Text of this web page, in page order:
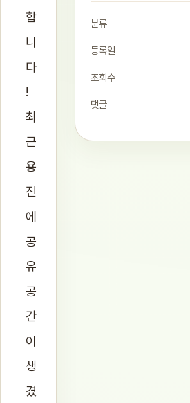
합
니
다
!
최
근
용
진
에
공
유
공
간
이
생
겼
분류
등록일
조회수
댓글